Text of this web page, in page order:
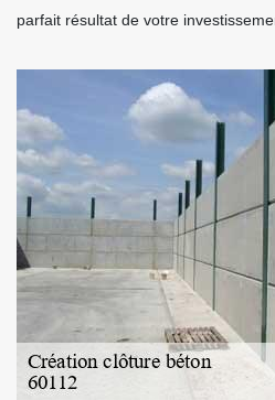
parfait résultat de votre